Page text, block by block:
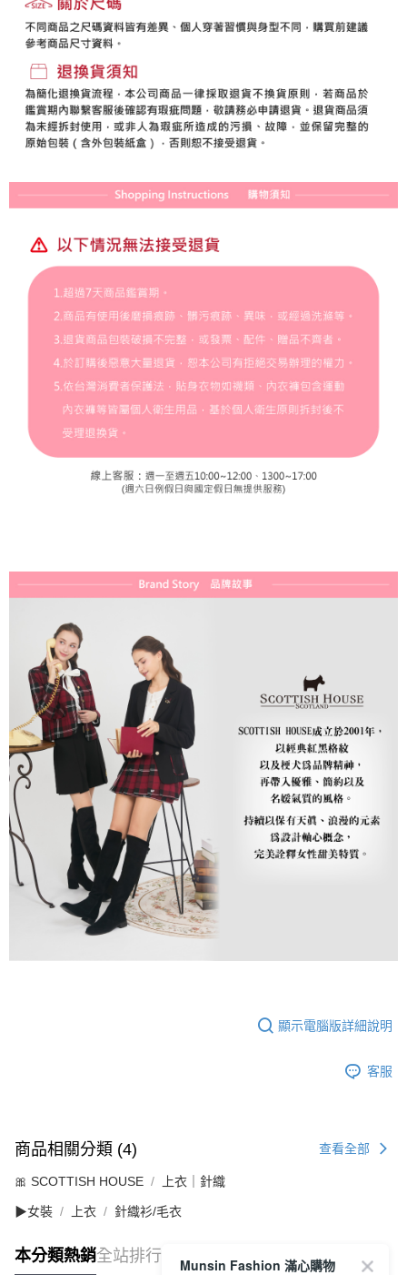
顯示電腦版詳細說明
客服
商品相關分類 (4) 查看全部
🎀 SCOTTISH HOUSE 上衣｜針織
▶女裝 上衣 針織衫/毛衣
本分類熱銷全站排行
Munsin Fashion 滿心購物